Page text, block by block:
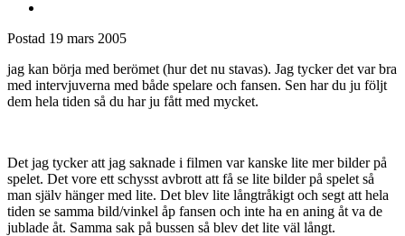
Postad 19 mars 2005
jag kan börja med berömet (hur det nu stavas). Jag tycker det var bra
med intervjuverna med både spelare och fansen. Sen har du ju följt
dem hela tiden så du har ju fått med mycket.
Det jag tycker att jag saknade i filmen var kanske lite mer bilder på
spelet. Det vore ett schysst avbrott att få se lite bilder på spelet så
man själv hänger med lite. Det blev lite långtråkigt och segt att hela
tiden se samma bild/vinkel åp fansen och inte ha en aning åt va de
jublade åt. Samma sak på bussen så blev det lite väl långt.